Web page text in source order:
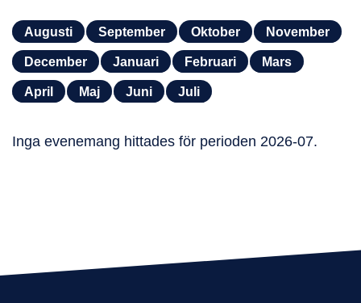
Augusti September Oktober November
December Januari Februari Mars
April Maj Juni Juli
Inga evenemang hittades för perioden 2026-07.